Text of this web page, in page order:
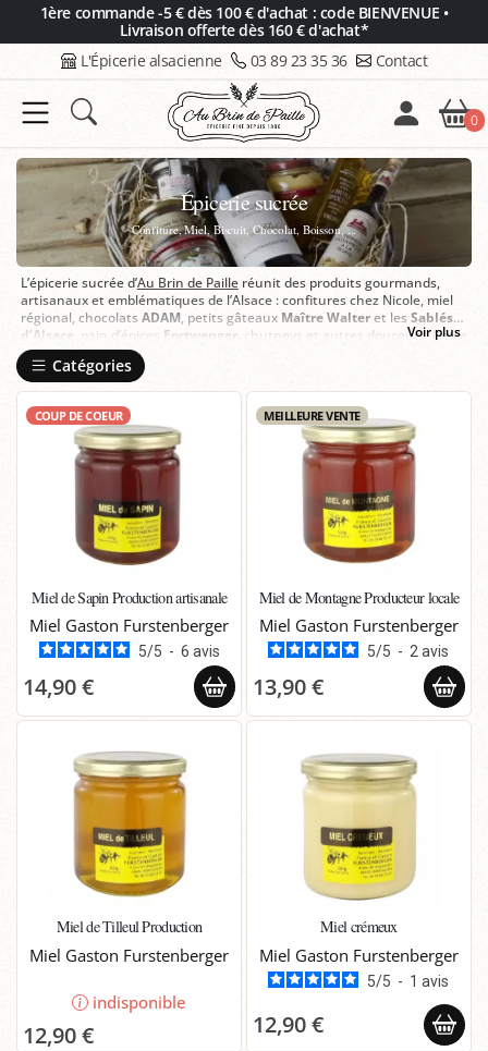
1ère commande -5 € dès 100 € d'achat : code BIENVENUE •
Livraison offerte dès 160 € d'achat*
L'Épicerie alsacienne 03 89 23 35 36 Contact
0
Épicerie sucrée
Confiture, Miel, Biscuit, Chocolat, Boisson, ...
L’épicerie sucrée d’Au Brin de Pailleréunit des produits gourmands,
artisanaux et emblématiques de l’Alsace : confitures chez Nicole, miel
régional, chocolats ADAM, petits gâteaux Maître Walteret les Sablés
d’Alsace , pain d’épices Fortwenger, chutneys et autres douceurs. Cette
sélection s’adresse aux amateurs de saveurs authentiques, aux
épicuriens et à tous ceux qui souhaitent offrir ou s’offrir des produits
de qualité. Pour un moment encore plus gourmand, associez ces
spécialités à vos boissons chaudes, à un dessert ou à un panier cadeau
personnalisé.
Voir plus
Catégories
COUP DE COEUR
Miel de Sapin Production artisanale
Miel Gaston Furstenberger
5/5 - 6 avis
14,90 €
MEILLEURE VENTE
Miel de Montagne Producteur locale
Miel Gaston Furstenberger
5/5 - 2avis
13,90 €
Miel de Tilleul Production
Miel Gaston Furstenberger
indisponible
12,90 €
Miel crémeux
Miel Gaston Furstenberger
5/5 - 1avis
12,90 €
Panneau de gestion des cookies